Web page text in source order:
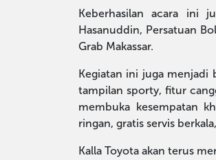
Keberhasilan acara ini
Hasanuddin, Persatuan
Grab Makassar.
Kegiatan ini juga menjadi
tampilan sporty, fitur
membuka kesempatan
ringan, gratis servis
Kalla Toyota akan terus